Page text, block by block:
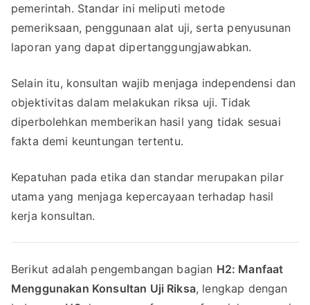
pemerintah. Standar ini meliputi metode
pemeriksaan, penggunaan alat uji, serta penyusunan
laporan yang dapat dipertanggungjawabkan.
Selain itu, konsultan wajib menjaga independensi dan
objektivitas dalam melakukan riksa uji. Tidak
diperbolehkan memberikan hasil yang tidak sesuai
fakta demi keuntungan tertentu.
Kepatuhan pada etika dan standar merupakan pilar
utama yang menjaga kepercayaan terhadap hasil
kerja konsultan.
Berikut adalah pengembangan bagian H2: Manfaat
Menggunakan Konsultan Uji Riksa, lengkap dengan